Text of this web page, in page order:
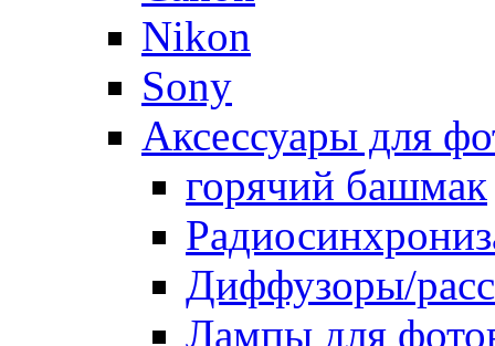
Nikon
Sony
Аксессуары для
горячий башмак
Диффузоры/
Лампы для